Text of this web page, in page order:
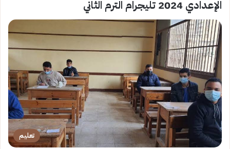
الإعدادي 2024 تليجرام الترم الثاني
تعليم